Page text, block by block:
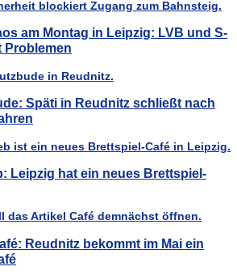
am Montag in Leipzig: LVB und S-
Problemen
Späti in Reudnitz schließt nach
Leipzig hat ein neues Brettspiel-
Reudnitz bekommt im Mai ein